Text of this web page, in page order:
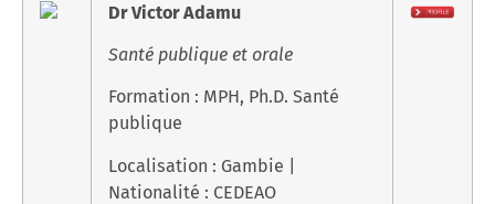
Dr Victor Adamu
Santé publique et orale
Formation : MPH, Ph.D. Santé
publique
Localisation : Gambie |
Nationalité : CEDEAO